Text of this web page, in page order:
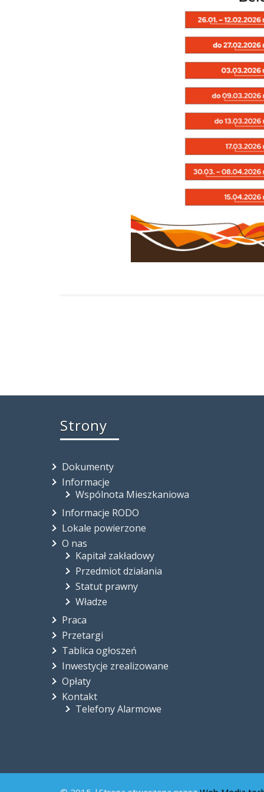
Strony
Dokumenty
Informacje
Wspólnota Mieszkaniowa
Informacje RODO
Lokale powierzone
O nas
Kapitał zakładowy
Przedmiot działania
Statut prawny
Władze
Praca
Przetargi
Tablica ogłoszeń
Inwestycje zrealizowane
Opłaty
Kontakt
Telefony Alarmowe